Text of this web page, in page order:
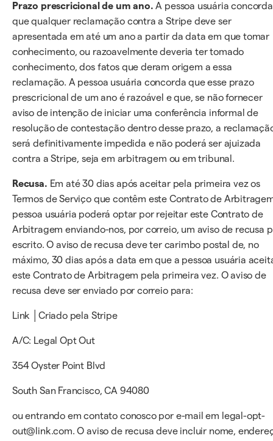
Prazo prescricional de um ano. A pessoa usuária concorda
que qualquer reclamação contra a Stripe deve ser
apresentada em até um ano a partir da data em que tomar
conhecimento, ou razoavelmente deveria ter tomado
conhecimento, dos fatos que deram origem a essa
reclamação. A pessoa usuária concorda que esse prazo
prescricional de um ano é razoável e que, se não fornecer
aviso de intenção de iniciar uma conferência informal de
resolução de contestação dentro desse prazo, a
será definitivamente impedida e não poderá ser ajuizada
contra a Stripe, seja em arbitragem ou em tribunal.
Recusa. Em até 30 dias após aceitar pela primeira vez os
Termos de Serviço que contêm este Contrato de
pessoa usuária poderá optar por rejeitar este Contrato de
Arbitragem enviando-nos, por correio, um aviso de recusa
escrito. O aviso de recusa deve ter carimbo postal de, no
máximo, 30 dias após a data em que a pessoa usuária
este Contrato de Arbitragem pela primeira vez. O aviso de
recusa deve ser enviado por correio para:
Link │Criado pela Stripe
A/C: Legal Opt Out
354 Oyster Point Blvd
South San Francisco, CA 94080
ou entrando em contato conosco por e-mail em legal-opt-
out@link.com. O aviso de recusa deve incluir nome,